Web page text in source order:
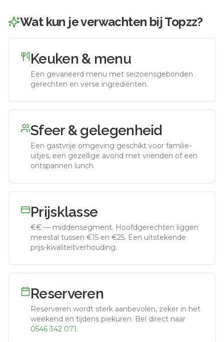
Wat kun je verwachten bijTopzz?
Keuken & menu
Een gevarieerd menu met seizoensgebonden
gerechten en verse ingrediënten.
Sfeer & gelegenheid
Een gastvrije omgeving geschikt voor familie-
uitjes, een gezellige avond met vrienden of een
ontspannen lunch.
Prijsklasse
€€ — middensegment. Hoofdgerechten liggen
meestal tussen €15 en €25. Een uitstekende
prijs-kwaliteitverhouding.
Reserveren
Reserveren wordt sterk aanbevolen, zeker in het
weekend en tijdens piekuren. Bel direct naar
0546 342 071.